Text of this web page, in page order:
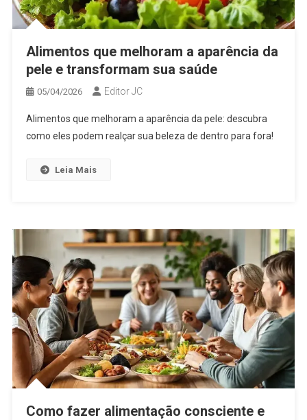
Alimentos que melhoram a aparência da
pele e transformam sua saúde
05/04/2026 Editor JC
Alimentos que melhoram a aparência da pele: descubra
como eles podem realçar sua beleza de dentro para fora!
Leia Mais
Como fazer alimentação consciente e